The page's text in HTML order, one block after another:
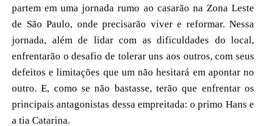
partem em uma jornada rumo ao casarão na Zona Leste
de São Paulo, onde precisarão viver e reformar. Nessa
jornada, além de lidar com as dificuldades do local,
enfrentarão o desafio de tolerar uns aos outros, com seus
defeitos e limitações que um não hesitará em apontar no
outro. E, como se não bastasse, terão que enfrentar os
principais antagonistas dessa empreitada: o primo Hans e
a tia Catarina.